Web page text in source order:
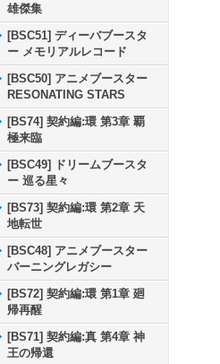
雄傑集
[BSC51] ディーバブースタ
ー メモリアルレコード
[BSC50] アニメブースター
RESONATING STARS
[BS74] 契約編:環 第3章 覇
極来臨
[BSC49] ドリームブースタ
ー 巡る星々
[BS73] 契約編:環 第2章 天
地転世
[BSC48] アニメブースター
バーニングレガシー
[BS72] 契約編:環 第1章 廻
帰再醒
[BS71] 契約編:真 第4章 神
王の帰還